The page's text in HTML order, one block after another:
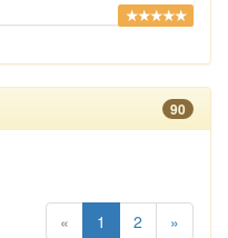
★★★★★
90
« 1 2 »